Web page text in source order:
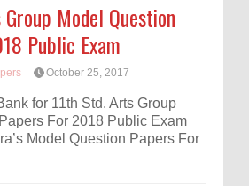
Model Question
Public Exam
October 25, 2017
for 11th Std. Arts Group
For 2018 Public Exam
Model Question Papers For